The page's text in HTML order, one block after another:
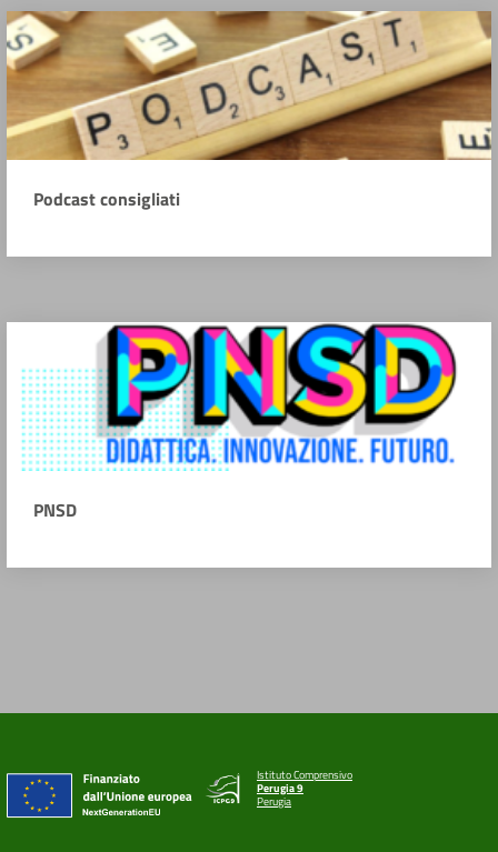
Podcast consigliati
PNSD
Istituto Comprensivo
Perugia 9
Perugia